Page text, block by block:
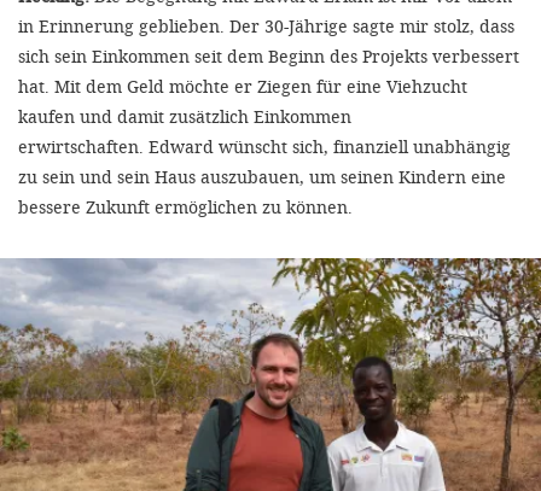
in Erinnerung geblieben. Der 30-Jährige sagte mir stolz, dass
sich sein Einkommen seit dem Beginn des Projekts verbessert
hat. Mit dem Geld möchte er Ziegen für eine Viehzucht
kaufen und damit zusätzlich Einkommen
erwirtschaften. Edward wünscht sich, finanziell unabhängig
zu sein und sein Haus auszubauen, um seinen Kindern eine
bessere Zukunft ermöglichen zu können.